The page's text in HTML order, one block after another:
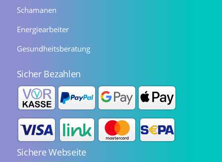
Schamanen
Energiearbeiter
Gesundheitsberatung
Sicher Bezahlen
Sichere Webseite